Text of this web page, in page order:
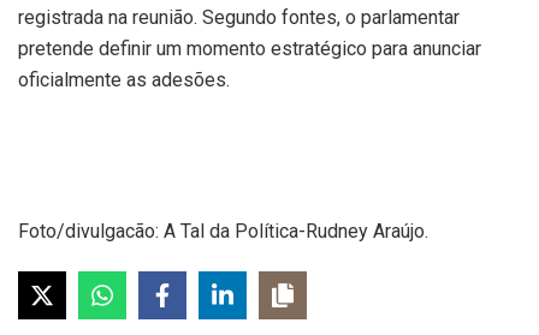
registrada na reunião. Segundo fontes, o parlamentar
pretende definir um momento estratégico para anunciar
oficialmente as adesões.
Foto/divulgacão: A Tal da Política-Rudney Araújo.